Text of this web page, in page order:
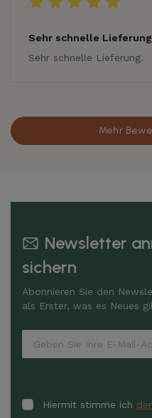
Sehr schnelle Lieferung
Sehr schnelle Lieferung.
Mehr
Newsletter
sichern
Abonnieren Sie den
als Erster, was es Neues
Hiermit stimme ich